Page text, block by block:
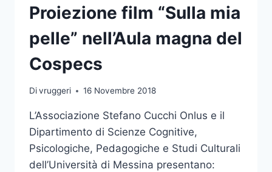
Proiezione film “Sulla mia
pelle” nell’Aula magna del
Cospecs
Divruggeri 16 Novembre 2018
L’Associazione Stefano Cucchi Onlus e il
Dipartimento di Scienze Cognitive,
Psicologiche, Pedagogiche e Studi Culturali
dell’Università di Messina presentano: